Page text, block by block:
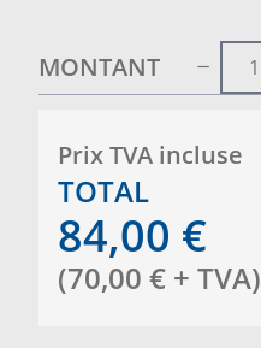
MONTANT
Prix ​​TVA incluse
TOTAL
84,00 €
(70,00 € + TVA)